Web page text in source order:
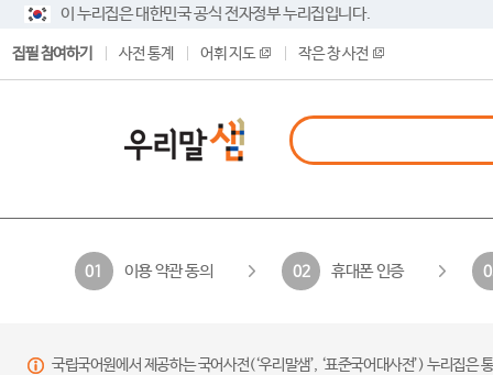
이 누리집은 대한민국 공식 전자정부 누리집입니다.
집필 참여하기 사전 통계 어휘 지도 작은 창 사전
01 이용 약관 동의 02 휴대폰 인증
국립국어원에서 제공하는 국어사전(‘우리말샘’, ‘표준국어대사전’) 누리집